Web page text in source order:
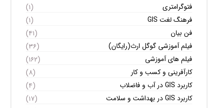
فتوگرامتری
(۱)
فرهنگ لغت GIS
(۱)
فن بیان
(۴۱)
فیلم آموزشی گوگل ارث(رایگان)
(۳۶)
فیلم های آموزشی
(۱۶۲)
کارآفرینی و کسب و کار
(۸)
کاربرد GIS در آب و فاضلاب
(۴)
کاربرد GIS در بهداشت و سلامت
(۱۷)